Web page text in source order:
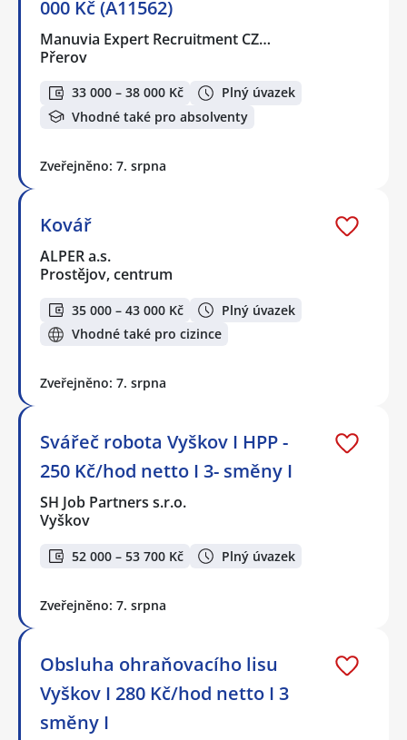
000 Kč (A11562)
Manuvia Expert Recruitment CZ…
Přerov
33 000 – 38 000 Kč
Plný úvazek
Vhodné také pro absolventy
Zveřejněno: 7. srpna
Kovář
ALPER a.s.
Prostějov, centrum
35 000 – 43 000 Kč
Plný úvazek
Vhodné také pro cizince
Zveřejněno: 7. srpna
Svářeč robota Vyškov I HPP -
250 Kč/hod netto I 3- směny I
SH Job Partners s.r.o.
Vyškov
52 000 – 53 700 Kč Plný úvazek
Zveřejněno: 7. srpna
Obsluha ohraňovacího lisu
Vyškov I 280 Kč/hod netto I 3
směny I